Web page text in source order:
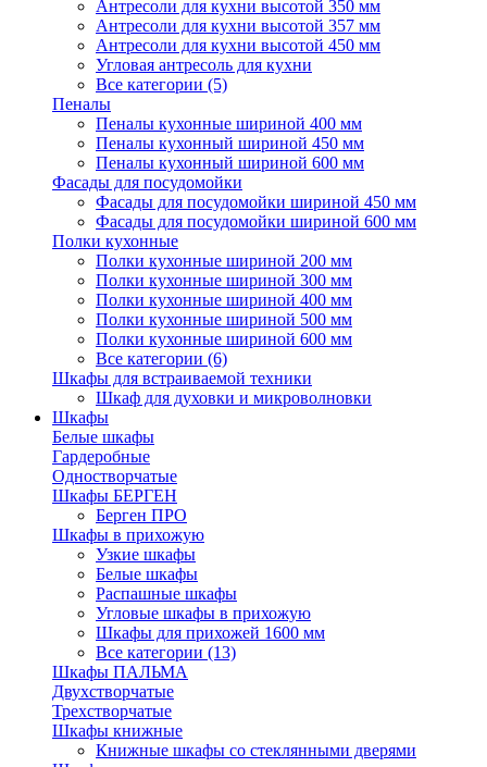
Антресоли для кухни высотой 350 мм
Антресоли для кухни высотой 357 мм
Антресоли для кухни высотой 450 мм
Угловая антресоль для кухни
Все категории (5)
Пеналы
Пеналы кухонные шириной 400 мм
Пеналы кухонный шириной 450 мм
Пеналы кухонный шириной 600 мм
Фасады для посудомойки
Фасады для посудомойки шириной 450 мм
Фасады для посудомойки шириной 600 мм
Полки кухонные
Полки кухонные шириной 200 мм
Полки кухонные шириной 300 мм
Полки кухонные шириной 400 мм
Полки кухонные шириной 500 мм
Полки кухонные шириной 600 мм
Все категории (6)
Шкафы для встраиваемой техники
Шкаф для духовки и микроволновки
Шкафы
Белые шкафы
Гардеробные
Одностворчатые
Шкафы БЕРГЕН
Берген ПРО
Шкафы в прихожую
Узкие шкафы
Белые шкафы
Распашные шкафы
Угловые шкафы в прихожую
Шкафы для прихожей 1600 мм
Все категории (13)
Шкафы ПАЛЬМА
Двухстворчатые
Трехстворчатые
Шкафы книжные
Книжные шкафы со стеклянными дверями